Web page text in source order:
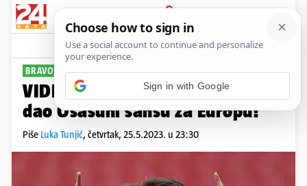
PRIJAVA
Sport Komentari
BRAVO, ANTE!
VIDEO Budimir zabio golčinu i
dao Osasuni šansu za Europu!
Piše Luka Tunjić, četvrtak, 25.5.2023. u 23:30